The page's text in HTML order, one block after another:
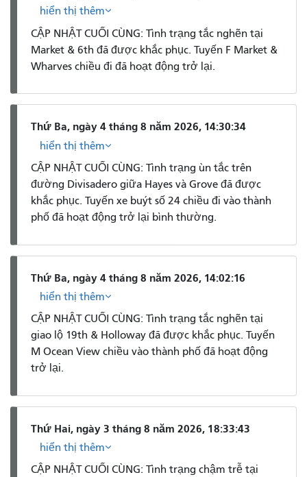
hiển thị thêm
CẬP NHẬT CUỐI CÙNG: Tình trạng tắc nghẽn tại
Market & 6th đã được khắc phục. Tuyến F Market &
Wharves chiều đi đã hoạt động trở lại.
Thứ Ba, ngày 4 tháng 8 năm 2026, 14:30:34
hiển thị thêm
CẬP NHẬT CUỐI CÙNG: Tình trạng ùn tắc trên
đường Divisadero giữa Hayes và Grove đã được
khắc phục. Tuyến xe buýt số 24 chiều đi vào thành
phố đã hoạt động trở lại bình thường.
Thứ Ba, ngày 4 tháng 8 năm 2026, 14:02:16
hiển thị thêm
CẬP NHẬT CUỐI CÙNG: Tình trạng tắc nghẽn tại
giao lộ 19th & Holloway đã được khắc phục. Tuyến
M Ocean View chiều vào thành phố đã hoạt động
trở lại.
Thứ Hai, ngày 3 tháng 8 năm 2026, 18:33:43
hiển thị thêm
CẬP NHẬT CUỐI CÙNG: Tình trạng chậm trễ tại